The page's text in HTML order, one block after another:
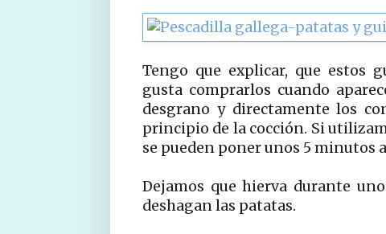
Tengo que explicar, que estos
gusta comprarlos cuando
desgrano y directamente los
principio de la cocción. Si
se pueden poner unos 5 minutos
Dejamos que hierva durante
deshagan las patatas.